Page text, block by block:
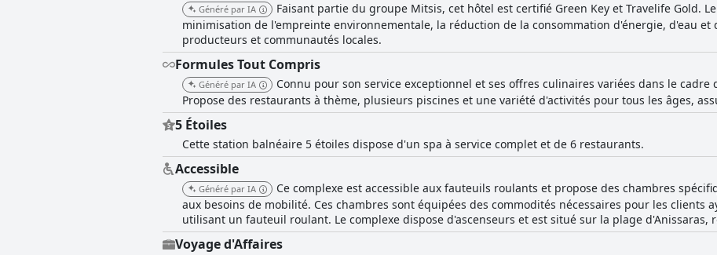
Généré par IA
Faisant partie du groupe Mitsis, cet hôtel est certifié Green Key et Travelife Gold.
minimisation de l'empreinte environnementale, la réduction de la consommation d'énergie, d'eau et
producteurs et communautés locales.
Formules Tout Compris
Généré par IA
Connu pour son service exceptionnel et ses offres culinaires variées dans le
Propose des restaurants à thème, plusieurs piscines et une variété d'activités pour tous les âges,
5 Étoiles
Cette station balnéaire 5 étoiles dispose d'un spa à service complet et de 6 restaurants.
Accessible
Généré par IA
Ce complexe est accessible aux fauteuils roulants et propose des chambres
aux besoins de mobilité. Ces chambres sont équipées des commodités nécessaires pour les clients
utilisant un fauteuil roulant. Le complexe dispose d'ascenseurs et est situé sur la plage d'Anissaras,
Voyage d'Affaires